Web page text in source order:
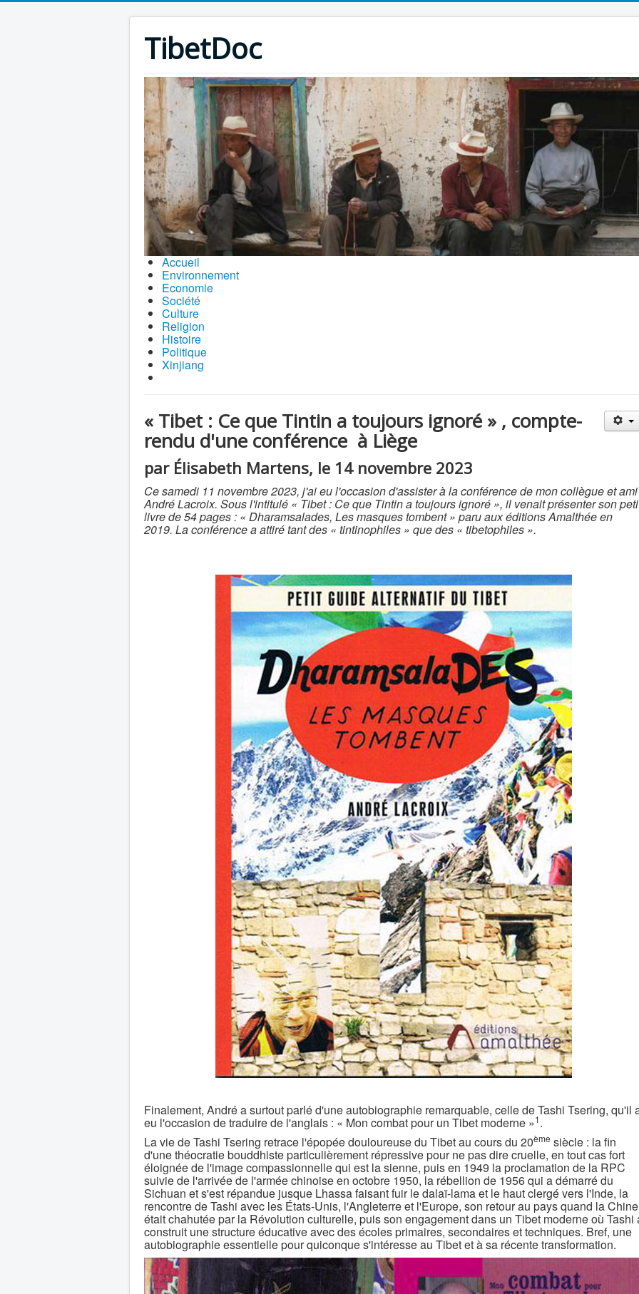
TibetDoc
Accueil
Environnement
Economie
Société
Culture
Religion
Histoire
Politique
Xinjiang
« Tibet : Ce que Tintin a toujours ignoré » , compte-
rendu d'une conférence à Liège
par Élisabeth Martens, le 14 novembre 2023
Ce samedi 11 novembre 2023, j'ai eu l'occasion d'assister à la conférence de mon collègue et ami
André Lacroix. Sous l'intitulé « Tibet : Ce que Tintin a toujours ignoré », il venait présenter son
livre de 54 pages : « Dharamsalades, Les masques tombent » paru aux éditions Amalthée en
2019. La conférence a attiré tant des « tintinophiles » que des « tibetophiles ».
Finalement, André a surtout parlé d'une autobiographie remarquable, celle de Tashi Tsering, qu'il
eu l'occasion de traduire de l'anglais : « Mon combat pour un Tibet moderne »1.
La vie de Tashi Tsering retrace l'épopée douloureuse du Tibet au cours du 20ème siècle : la fin
d'une théocratie bouddhiste particulièrement répressive pour ne pas dire cruelle, en tout cas fort
éloignée de l'image compassionnelle qui est la sienne, puis en 1949 la proclamation de la RPC
suivie de l'arrivée de l'armée chinoise en octobre 1950, la rébellion de 1956 qui a démarré du
Sichuan et s'est répandue jusque Lhassa faisant fuir le dalaï-lama et le haut clergé vers l'Inde, la
rencontre de Tashi avec les États-Unis, l'Angleterre et l'Europe, son retour au pays quand la Chine
était chahutée par la Révolution culturelle, puis son engagement dans un Tibet moderne où Tashi
construit une structure éducative avec des écoles primaires, secondaires et techniques. Bref, une
autobiographie essentielle pour quiconque s'intéresse au Tibet et à sa récente transformation.